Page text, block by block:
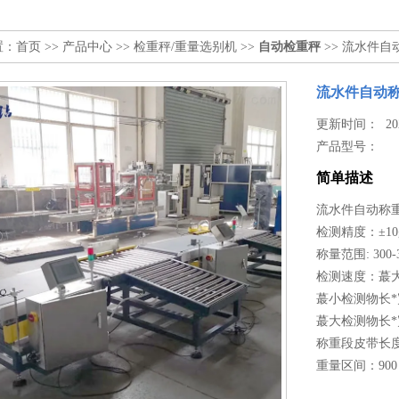
首页 >> 产品中心 >> 检重秤/重量选别机 >> 自动检重秤 >> 流水件自
流水件自动
更新时间：
产品型号：
简单描述
流水件自动称
检测精度：
称量范围: 300-
检测速度：蕞
蕞小检测物长
蕞大检测物长
称重段皮带长
重量区间：900